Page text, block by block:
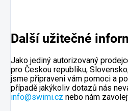
Další užitečné
Jako jediný autorizovaný
pro Českou republiku,
jsme připraveni vám pomoci a
případě jakýkoliv dotazů nás
info@swimi.cz nebo nám